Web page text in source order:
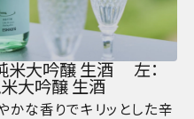
米大吟醸 生酒 　左：
大吟醸 生酒
かな香りでキリッとした辛